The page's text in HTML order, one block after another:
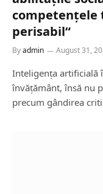
competențele
perisabil“
Byadmin August 31,
Inteligența artificială
învățământ, însă nu
precum gândirea